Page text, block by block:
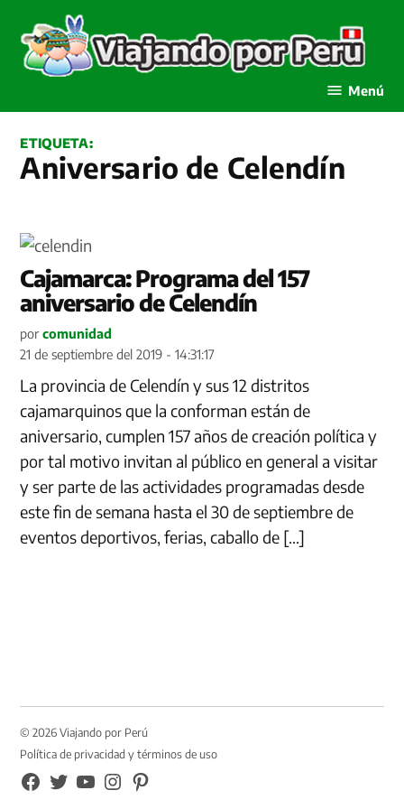
contenido
Menú
ETIQUETA:
Aniversario de Celendín
Cajamarca: Programa del 157
aniversario de Celendín
por comunidad
21 de septiembre del 2019 - 14:31:17
La provincia de Celendín y sus 12 distritos
cajamarquinos que la conforman están de
aniversario, cumplen 157 años de creación política y
por tal motivo invitan al público en general a visitar
y ser parte de las actividades programadas desde
este fin de semana hasta el 30 de septiembre de
eventos deportivos, ferias, caballo de […]
© 2026 Viajando por Perú
Política de privacidad y términos de uso
FB
TW YouTubeInstagramPinterest